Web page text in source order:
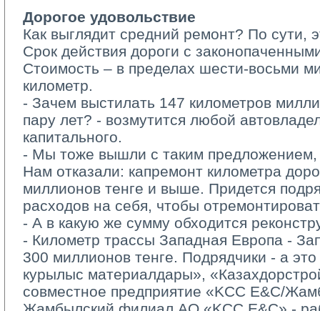
Дорогое удовольствие
Как выглядит средний ремонт? По сути,
Срок действия дороги с
Стоимость – в пределах шести-восьми
километр.
- Зачем выстилать 147 километров
пару лет? - возмутится любой
капитального.
- Мы тоже вышли с таким предложением,
Нам отказали: капремонт километра
миллионов тенге и выше. Придется
расходов на себя, чтобы
- А в какую же сумму обходится
- Километр трассы Западная Европа -
300 миллионов тенге. Подрядчики - а
курылыс материалдары»,
совместное предприятие «KCC E&C/